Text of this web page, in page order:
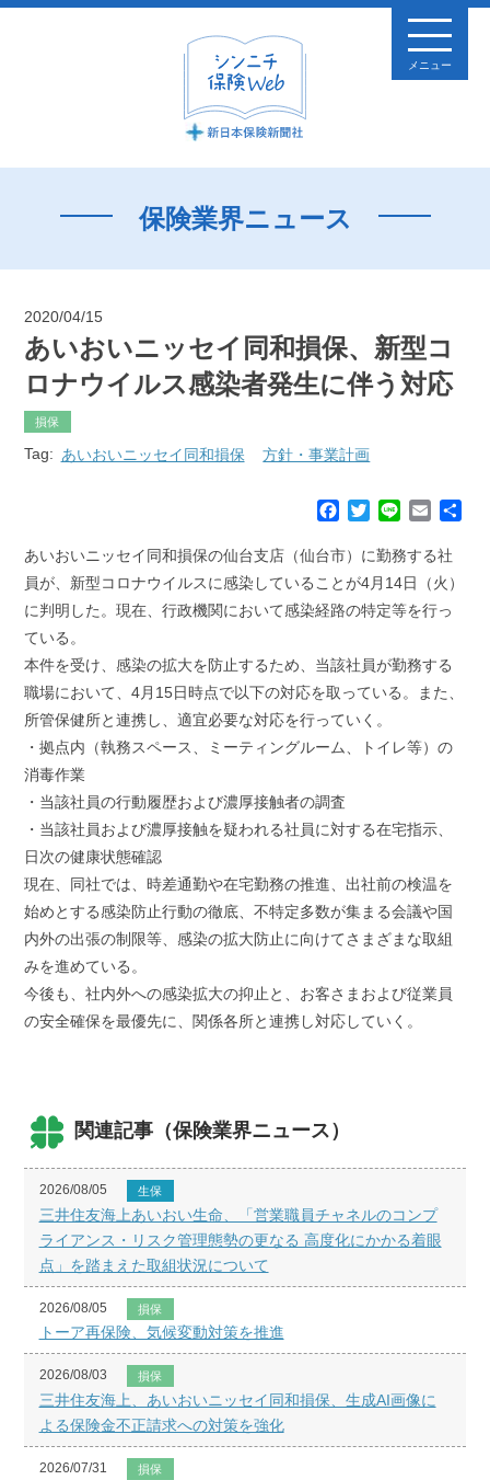
メニュー
保険業界ニュース
2020/04/15
あいおいニッセイ同和損保、新型コ
ロナウイルス感染者発生に伴う対応
損保
Tag: あいおいニッセイ同和損保 方針・事業計画
c
e
o
k
T
i
t
e
n
e
E
a
あいおいニッセイ同和損保の仙台支店（仙台市）に勤務する社
員が、新型コロナウイルスに感染していることが4月14日（火）
に判明した。現在、行政機関において感染経路の特定等を行っ
ている。
本件を受け、感染の拡大を防止するため、当該社員が勤務する
職場において、4月15日時点で以下の対応を取っている。また、
所管保健所と連携し、適宜必要な対応を行っていく。
・拠点内（執務スペース、ミーティングルーム、トイレ等）の
消毒作業
・当該社員の行動履歴および濃厚接触者の調査
・当該社員および濃厚接触を疑われる社員に対する在宅指示、
日次の健康状態確認
現在、同社では、時差通勤や在宅勤務の推進、出社前の検温を
始めとする感染防止行動の徹底、不特定多数が集まる会議や国
内外の出張の制限等、感染の拡大防止に向けてさまざまな取組
みを進めている。
今後も、社内外への感染拡大の抑止と、お客さまおよび従業員
の安全確保を最優先に、関係各所と連携し対応していく。
関連記事（保険業界ニュース）
2026/08/05 生保
三井住友海上あいおい生命、「営業職員チャネルのコンプ
ライアンス・リスク管理態勢の更なる 高度化にかかる着眼
点」を踏まえた取組状況について
2026/08/05 損保
トーア再保険、気候変動対策を推進
2026/08/03 損保
三井住友海上、あいおいニッセイ同和損保、生成AI画像に
よる保険金不正請求への対策を強化
2026/07/31 損保